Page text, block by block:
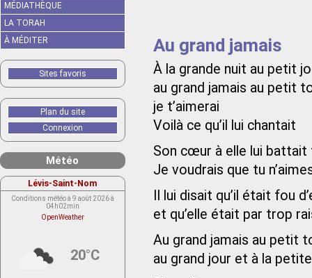
Au grand jamais
À la grande nuit au petit
au grand jamais au petit
je t’aimerai
Voilà ce qu’il lui chantait
Son cœur à elle lui battait
Je voudrais que tu
Il lui disait qu’il était fou
et qu’elle était par trop
Au grand jamais au petit
au grand jour et à la
MÉDIATHÈQUE
LA TORAH
À MÉDITER
Sites favoris
Plan du site
Connexion
Météo
Lévis-Saint-Nom
Conditions météo à 9 août 2026 à
04h02min
OpenWeather
20°C